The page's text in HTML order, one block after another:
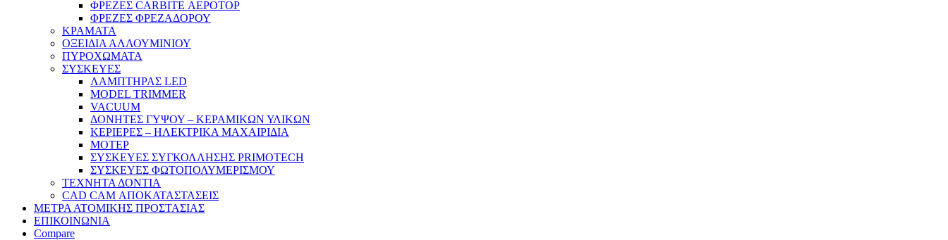
ΦΡΕΖΕΣ CARBITE ΑΕΡΟΤΟΡ
ΦΡΕΖΕΣ ΦΡΕΖΑΔΟΡΟΥ
ΚΡΑΜΑΤΑ
ΟΞΕΙΔΙΑ ΑΛΛΟΥΜΙΝΙΟΥ
ΠΥΡΟΧΩΜΑΤΑ
ΣΥΣΚΕΥΕΣ
ΛΑΜΠΤΗΡΑΣ LED
MODEL TRIMMER
VACUUM
ΔΟΝΗΤΕΣ ΓΥΨΟΥ – ΚΕΡΑΜΙΚΩΝ ΥΛΙΚΩΝ
ΚΕΡΙΕΡΕΣ – ΗΛΕΚΤΡΙΚΑ ΜΑΧΑΙΡΙΔΙΑ
ΜΟΤΕΡ
ΣΥΣΚΕΥΕΣ ΣΥΓΚΟΛΛΗΣΗΣ PRIMOTECH
ΣΥΣΚΕΥΕΣ ΦΩΤΟΠΟΛΥΜΕΡΙΣΜΟΥ
ΤΕΧΝΗΤΑ ΔΟΝΤΙΑ
CAD CAM ΑΠΟΚΑΤΑΣΤΑΣΕΙΣ
ΜΕΤΡΑ ΑΤΟΜΙΚΗΣ ΠΡΟΣΤΑΣΙΑΣ
ΕΠΙΚΟΙΝΩΝΙΑ
Compare